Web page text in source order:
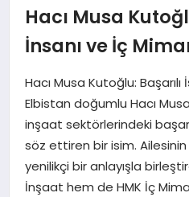
EĞITIM
EKONOMI
SAĞLIK
SPOR
Hacı Musa
İnsanı ve İç
Hacı Musa Kutoğlu:
Elbistan doğumlu Hacı
inşaat sektörlerindeki
söz ettiren bir isim. Ailesinin
yenilikçi bir anlayışla
İnşaat hem de HMK İç